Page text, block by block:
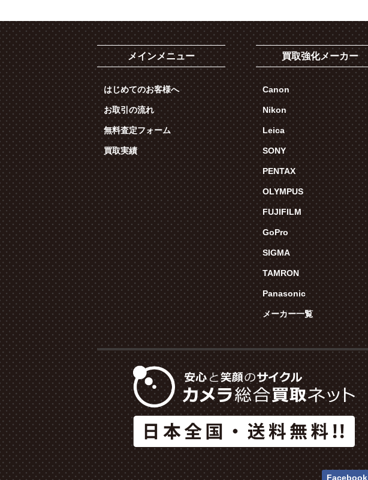
メインメニュー
はじめてのお客様へ
お取引の流れ
無料査定フォーム
買取実績
買取強化メーカー
Canon
Nikon
Leica
SONY
PENTAX
OLYMPUS
FUJIFILM
GoPro
SIGMA
TAMRON
Panasonic
メーカー一覧
Facebook